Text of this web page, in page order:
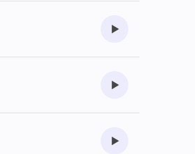
수강준비
수강준비
수강준비